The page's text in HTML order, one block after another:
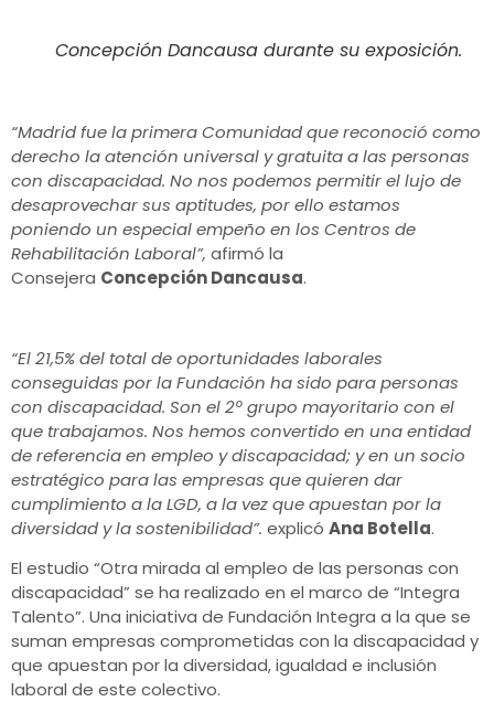
Concepción Dancausa durante su exposición.
“Madrid fue la primera Comunidad que reconoció como
derecho la atención universal y gratuita a las personas
con discapacidad. No nos podemos permitir el lujo de
desaprovechar sus aptitudes, por ello estamos
poniendo un especial empeño en los Centros de
Rehabilitación Laboral”, afirmó la
Consejera Concepción Dancausa.
“El 21,5% del total de oportunidades laborales
conseguidas por la Fundación ha sido para personas
con discapacidad. Son el 2º grupo mayoritario con el
que trabajamos. Nos hemos convertido en una entidad
de referencia en empleo y discapacidad; y en un socio
estratégico para las empresas que quieren dar
cumplimiento a la LGD, a la vez que apuestan por la
diversidad y la sostenibilidad”. explicó Ana Botella.
El estudio “Otra mirada al empleo de las personas con
discapacidad” se ha realizado en el marco de “Integra
Talento”. Una iniciativa de Fundación Integra a la que se
suman empresas comprometidas con la discapacidad y
que apuestan por la diversidad, igualdad e inclusión
laboral de este colectivo.